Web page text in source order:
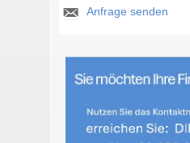
Anfrage senden